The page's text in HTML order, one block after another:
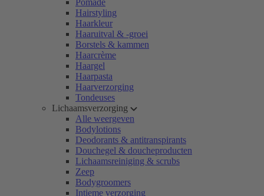
Pomade
Hairstyling
Haarkleur
Haaruitval & -groei
Borstels & kammen
Haarcrème
Haargel
Haarpasta
Haarverzorging
Tondeuses
Lichaamsverzorging
Alle weergeven
Bodylotions
Deodorants & antitranspirants
Douchegel & doucheproducten
Lichaamsreiniging & scrubs
Zeep
Bodygroomers
Intieme verzorging